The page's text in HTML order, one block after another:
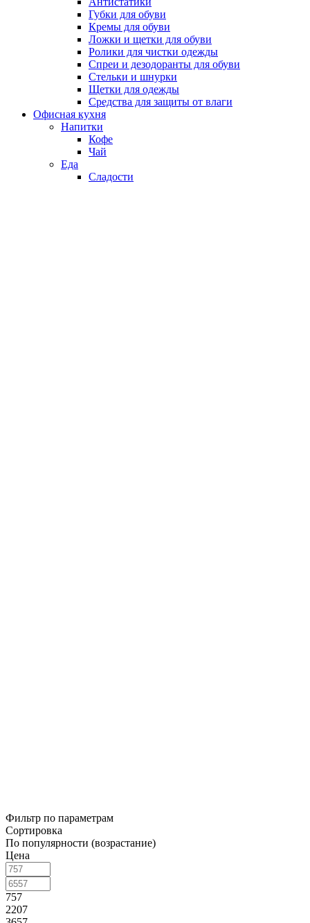
Губки для обуви
Кремы для обуви
Ложки и щетки для обуви
Ролики для чистки одежды
Спреи и дезодоранты для обуви
Стельки и шнурки
Щетки для одежды
Средства для защиты от влаги
Офисная кухня
Напитки
Кофе
Чай
Еда
Сладости
Фильтр по параметрам
Сортировка
По популярности (возрастание)
Цена
757
2207